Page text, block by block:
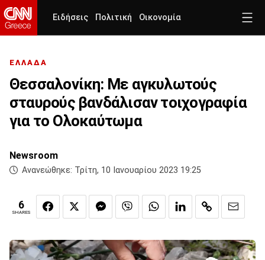
Ειδήσεις Πολιτική Οικονομία
ΕΛΛΑΔΑ
Θεσσαλονίκη: Με αγκυλωτούς
σταυρούς βανδάλισαν τοιχογραφία
για το Ολοκαύτωμα
Newsroom
Ανανεώθηκε: Τρίτη, 10 Ιανουαρίου 2023 19:25
6
SHARES